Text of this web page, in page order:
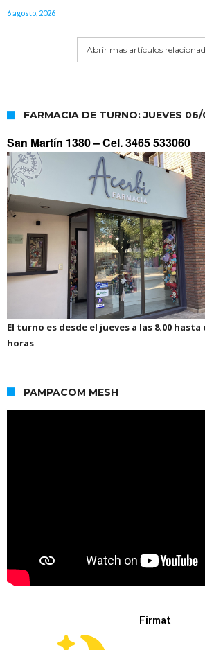
6 agosto, 2026
Abrir mas artículos
FARMACIA DE TURNO: JUEVES
San Martín 1380 –Cel. 3465 533060
El turno es desde el jueves a las 8.00 hasta
horas
PAMPACOM MESH
Firmat